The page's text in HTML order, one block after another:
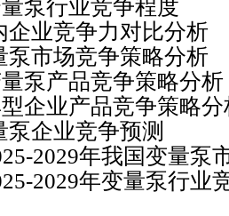
业竞争程度
业竞争力对比分析
市场竞争策略分析
品竞争策略分析
产品竞争策略分
企业竞争预测
年我国变量泵市
年变量泵行业竞